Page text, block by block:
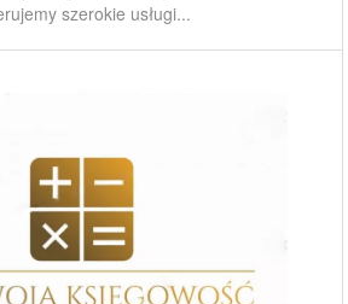
szerokie usługi...